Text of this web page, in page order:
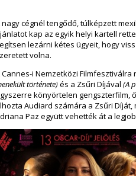
nagy cégnél tengődő, túlképzett
kap az egyik helyi kartell
lezárni kétes ügyeit, hogy
volna.
Cannes-i Nemzetközi
története)és a Zsűri Díjával (A
könyörtelen gengszterfilm,
Audiard számára a Zsűri Díját,
Paz együtt vehették át a